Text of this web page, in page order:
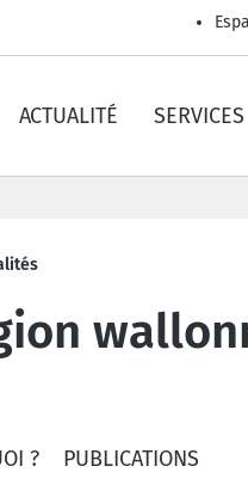
ACTUALITÉ SERVICES
? PUBLICATIONS